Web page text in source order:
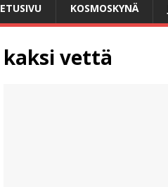
ETUSIVU KOSMOSKYNÄ
kaksi vettä